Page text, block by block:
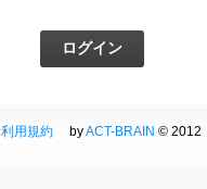
利用規約byACT-BRAIN © 2012